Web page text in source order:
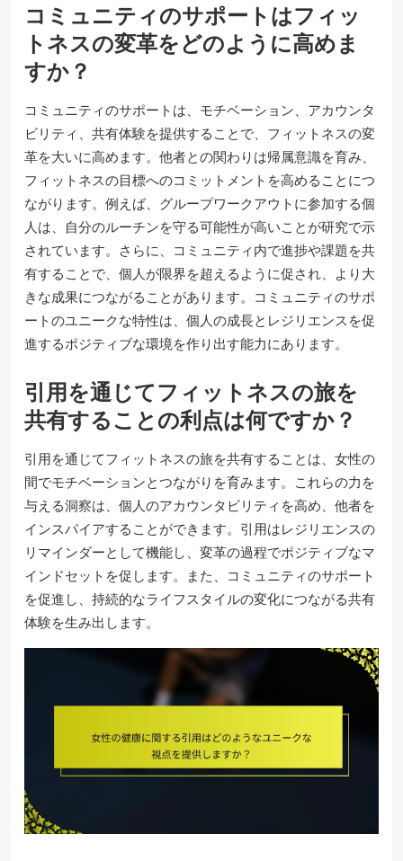
コミュニティのサポートはフィッ
トネスの変革をどのように高めま
すか？
コミュニティのサポートは、モチベーション、アカウンタ
ビリティ、共有体験を提供することで、フィットネスの変
革を大いに高めます。他者との関わりは帰属意識を育み、
フィットネスの目標へのコミットメントを高めることにつ
ながります。例えば、グループワークアウトに参加する個
人は、自分のルーチンを守る可能性が高いことが研究で示
されています。さらに、コミュニティ内で進捗や課題を共
有することで、個人が限界を超えるように促され、より大
きな成果につながることがあります。コミュニティのサポ
ートのユニークな特性は、個人の成長とレジリエンスを促
進するポジティブな環境を作り出す能力にあります。
引用を通じてフィットネスの旅を
共有することの利点は何ですか？
引用を通じてフィットネスの旅を共有することは、女性の
間でモチベーションとつながりを育みます。これらの力を
与える洞察は、個人のアカウンタビリティを高め、他者を
インスパイアすることができます。引用はレジリエンスの
リマインダーとして機能し、変革の過程でポジティブなマ
インドセットを促します。また、コミュニティのサポート
を促進し、持続的なライフスタイルの変化につながる共有
体験を生み出します。